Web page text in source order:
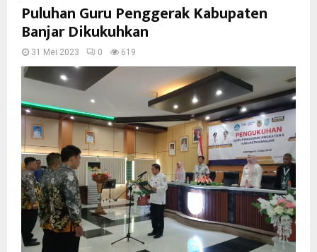
Puluhan Guru Penggerak Kabupaten
Banjar Dikukuhkan
31 Mei 2023 0 619